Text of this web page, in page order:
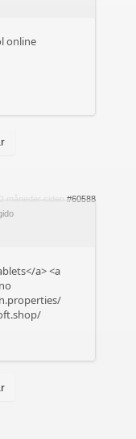
online
måneder siden #60588
a> <a